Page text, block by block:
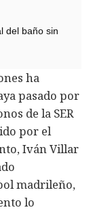
del baño sin
ha
pasado por
de la SER
por el
Iván Villar
madrileño,
lo